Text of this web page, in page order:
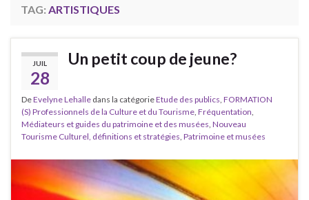
TAG: ARTISTIQUES
JUIL
28
Un petit coup de jeune?
DeEvelyne Lehalle dans la catégorieEtude des publics, FORMATION
(S) Professionnels de la Culture et du Tourisme, Fréquentation,
Médiateurs et guides du patrimoine et des musées, Nouveau
Tourisme Culturel, définitions et stratégies, Patrimoine et musées